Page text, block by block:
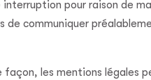
pour raison de
de communiquer
les mentions légales